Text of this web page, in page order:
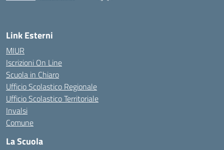
Link Esterni
MIUR
Iscrizioni On Line
Scuola in Chiaro
Ufficio Scolastico Regionale
Ufficio Scolastico Territoriale
Invalsi
Comune
La Scuola